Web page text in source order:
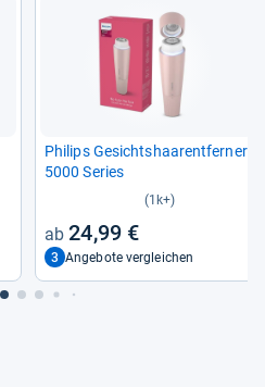
Phi­lips Gesichts­haa­rent­fer­ner
5000 Series
(1k+)
24,99 €
3 Angebote vergleichen